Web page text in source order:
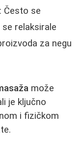
: Često se
relaksirale
za negu
može
je ključno
i fizičkom